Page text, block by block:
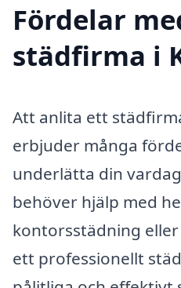
Fördelar
städfirma i
Att anlita ett
erbjuder många
underlätta din
behöver hjälp med
kontorsstädning
ett professionellt